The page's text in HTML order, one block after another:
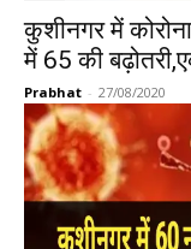
कुशीनगर में
में 65 की
Prabhat - 27/08/2020